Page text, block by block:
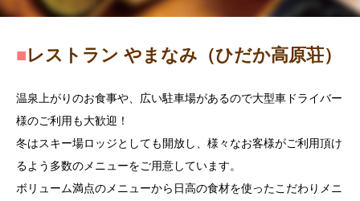
■レストラン やまなみ（ひだか高原荘）
温泉上がりのお食事や、広い駐車場があるので大型車ドライバー
様のご利用も大歓迎！
冬はスキー場ロッジとしても開放し、様々なお客様がご利用頂け
るよう多数のメニューをご用意しています。
ボリューム満点のメニューから日高の食材を使ったこだわりメニ